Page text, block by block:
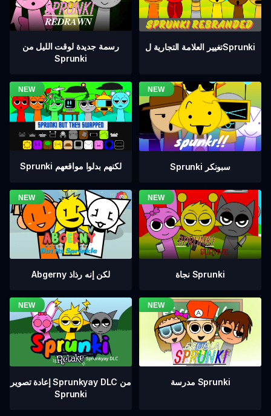
رسمة جديدة لوقت الليل من
Sprunki
تغيير العلامة التجارية لSprunki
Sprunki لكنهم بدلوا مواقعهم Sprunki سبونكر
Abgerny لكن إنه رذاذ نجاة Sprunki
إعادة تصوير Sprunkyay DLC من
Sprunki
مدرسة Sprunki